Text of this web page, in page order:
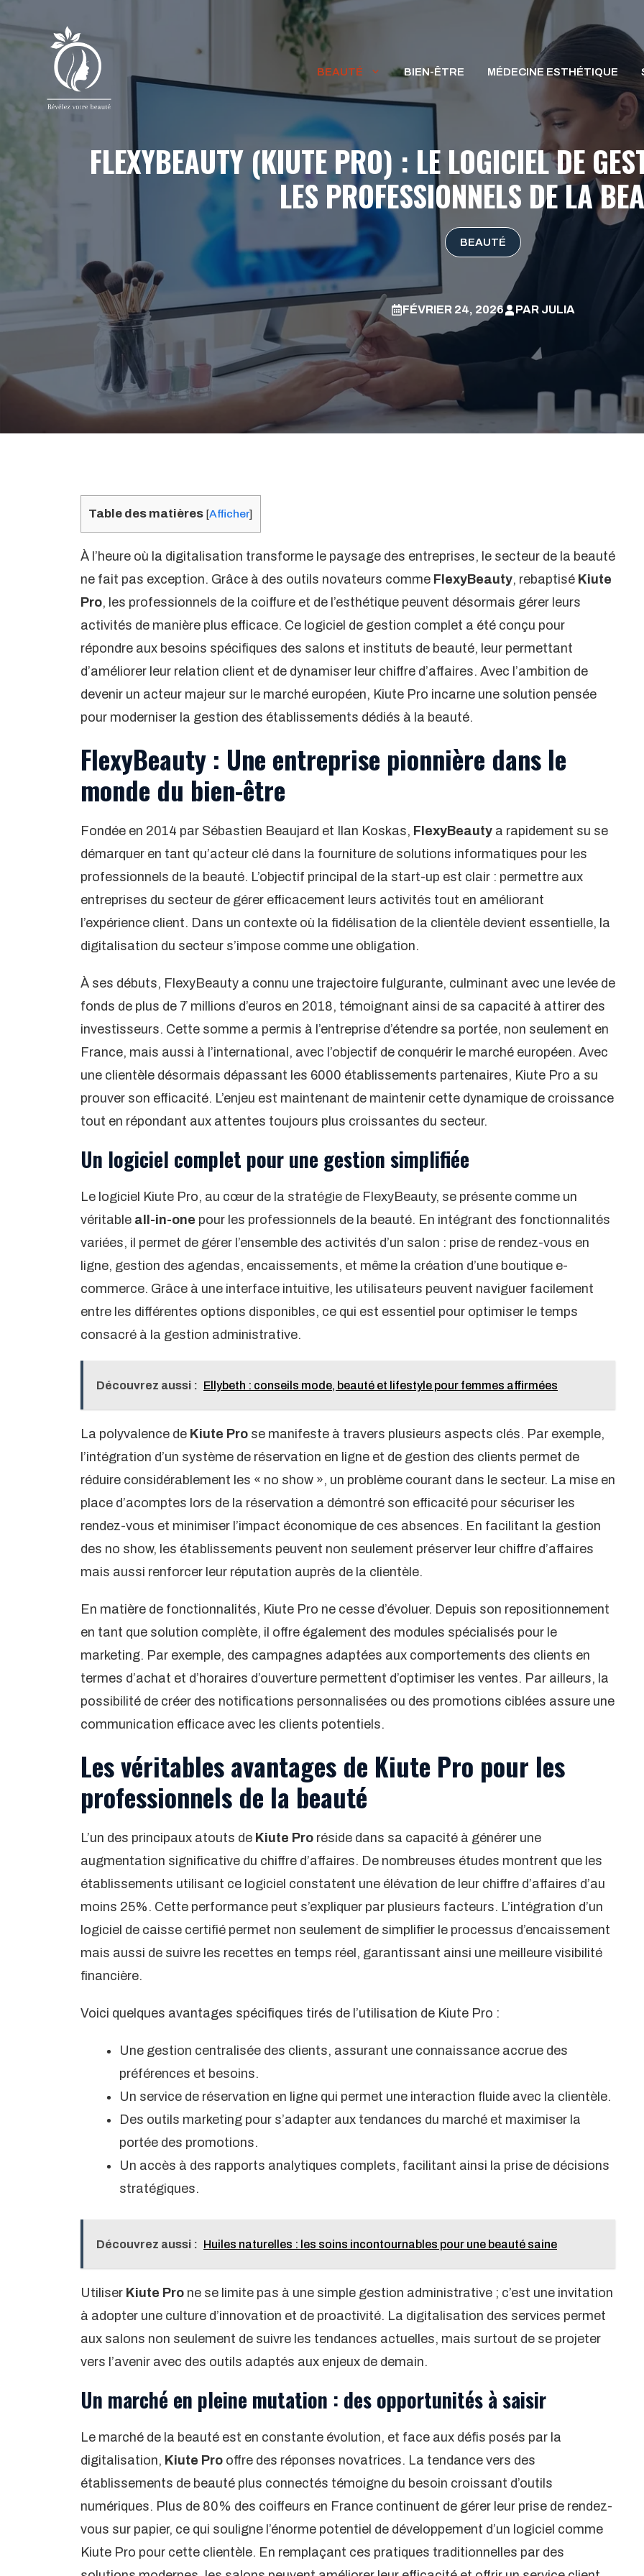
BEAUTÉ BIEN-ÊTRE MÉDECINE ESTHÉTIQUE
FLEXYBEAUTY (KIUTE PRO) : LE LOGICIEL DE
LES PROFESSIONNELS DE LA
BEAUTÉ
FÉVRIER 24, 2026 PAR JULIA
Table des matières [Afficher]
À l’heure où la digitalisation transforme le paysage des entreprises, le secteur de la beauté
ne fait pas exception. Grâce à des outils novateurs comme FlexyBeauty, rebaptisé Kiute
Pro, les professionnels de la coiffure et de l’esthétique peuvent désormais gérer leurs
activités de manière plus efficace. Ce logiciel de gestion complet a été conçu pour
répondre aux besoins spécifiques des salons et instituts de beauté, leur permettant
d’améliorer leur relation client et de dynamiser leur chiffre d’affaires. Avec l’ambition de
devenir un acteur majeur sur le marché européen, Kiute Pro incarne une solution pensée
pour moderniser la gestion des établissements dédiés à la beauté.
FlexyBeauty : Une entreprise pionnière dans le
monde du bien-être
Fondée en 2014 par Sébastien Beaujard et Ilan Koskas, FlexyBeauty a rapidement su se
démarquer en tant qu’acteur clé dans la fourniture de solutions informatiques pour les
professionnels de la beauté. L’objectif principal de la start-up est clair : permettre aux
entreprises du secteur de gérer efficacement leurs activités tout en améliorant
l’expérience client. Dans un contexte où la fidélisation de la clientèle devient essentielle, la
digitalisation du secteur s’impose comme une obligation.
À ses débuts, FlexyBeauty a connu une trajectoire fulgurante, culminant avec une levée de
fonds de plus de 7 millions d’euros en 2018, témoignant ainsi de sa capacité à attirer des
investisseurs. Cette somme a permis à l’entreprise d’étendre sa portée, non seulement en
France, mais aussi à l’international, avec l’objectif de conquérir le marché européen. Avec
une clientèle désormais dépassant les 6000 établissements partenaires, Kiute Pro a su
prouver son efficacité. L’enjeu est maintenant de maintenir cette dynamique de croissance
tout en répondant aux attentes toujours plus croissantes du secteur.
Un logiciel complet pour une gestion simplifiée
Le logiciel Kiute Pro, au cœur de la stratégie de FlexyBeauty, se présente comme un
véritable all-in-one pour les professionnels de la beauté. En intégrant des fonctionnalités
variées, il permet de gérer l’ensemble des activités d’un salon : prise de rendez-vous en
ligne, gestion des agendas, encaissements, et même la création d’une boutique e-
commerce. Grâce à une interface intuitive, les utilisateurs peuvent naviguer facilement
entre les différentes options disponibles, ce qui est essentiel pour optimiser le temps
consacré à la gestion administrative.
Découvrez aussi : Ellybeth : conseils mode, beauté et lifestyle pour femmes affirmées
La polyvalence de Kiute Pro se manifeste à travers plusieurs aspects clés. Par exemple,
l’intégration d’un système de réservation en ligne et de gestion des clients permet de
réduire considérablement les « no show », un problème courant dans le secteur. La mise en
place d’acomptes lors de la réservation a démontré son efficacité pour sécuriser les
rendez-vous et minimiser l’impact économique de ces absences. En facilitant la gestion
des no show, les établissements peuvent non seulement préserver leur chiffre d’affaires
mais aussi renforcer leur réputation auprès de la clientèle.
En matière de fonctionnalités, Kiute Pro ne cesse d’évoluer. Depuis son repositionnement
en tant que solution complète, il offre également des modules spécialisés pour le
marketing. Par exemple, des campagnes adaptées aux comportements des clients en
termes d’achat et d’horaires d’ouverture permettent d’optimiser les ventes. Par ailleurs, la
possibilité de créer des notifications personnalisées ou des promotions ciblées assure une
communication efficace avec les clients potentiels.
Les véritables avantages de Kiute Pro pour les
professionnels de la beauté
L’un des principaux atouts de Kiute Pro réside dans sa capacité à générer une
augmentation significative du chiffre d’affaires. De nombreuses études montrent que les
établissements utilisant ce logiciel constatent une élévation de leur chiffre d’affaires d’au
moins 25%. Cette performance peut s’expliquer par plusieurs facteurs. L’intégration d’un
logiciel de caisse certifié permet non seulement de simplifier le processus d’encaissement
mais aussi de suivre les recettes en temps réel, garantissant ainsi une meilleure visibilité
financière.
Voici quelques avantages spécifiques tirés de l’utilisation de Kiute Pro :
Une gestion centralisée des clients, assurant une connaissance accrue des
préférences et besoins.
Un service de réservation en ligne qui permet une interaction fluide avec la clientèle.
Des outils marketing pour s’adapter aux tendances du marché et maximiser la
portée des promotions.
Un accès à des rapports analytiques complets, facilitant ainsi la prise de décisions
stratégiques.
Découvrez aussi : Huiles naturelles : les soins incontournables pour une beauté saine
Utiliser Kiute Pro ne se limite pas à une simple gestion administrative ; c’est une invitation
à adopter une culture d’innovation et de proactivité. La digitalisation des services permet
aux salons non seulement de suivre les tendances actuelles, mais surtout de se projeter
vers l’avenir avec des outils adaptés aux enjeux de demain.
Un marché en pleine mutation : des opportunités à saisir
Le marché de la beauté est en constante évolution, et face aux défis posés par la
digitalisation, Kiute Pro offre des réponses novatrices. La tendance vers des
établissements de beauté plus connectés témoigne du besoin croissant d’outils
numériques. Plus de 80% des coiffeurs en France continuent de gérer leur prise de rendez-
vous sur papier, ce qui souligne l’énorme potentiel de développement d’un logiciel comme
Kiute Pro pour cette clientèle. En remplaçant ces pratiques traditionnelles par des